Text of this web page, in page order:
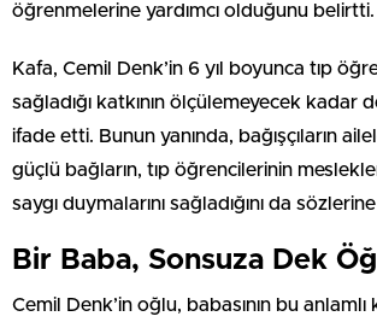
öğrenmelerine yardımcı olduğunu belirtti.
Kafa, Cemil Denk’in 6 yıl boyunca tıp
sağladığı katkının ölçülemeyecek kadar
ifade etti. Bunun yanında, bağışçıların
güçlü bağların, tıp öğrencilerinin
saygı duymalarını sağladığını da
Bir Baba, Sonsuza Dek
Cemil Denk’in oğlu, babasının bu anlamlı